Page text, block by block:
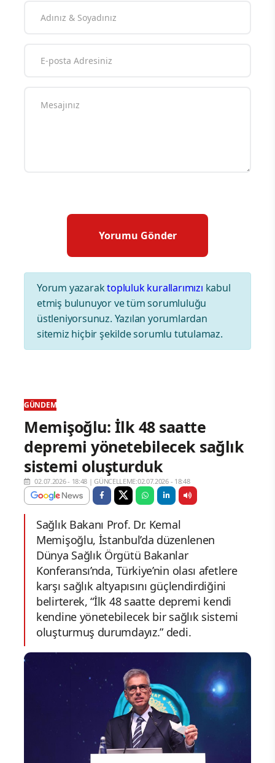
Yorum yazaraktopluluk kurallarımızı kabul
etmiş bulunuyor ve tüm sorumluluğu
üstleniyorsunuz. Yazılan yorumlardan
sitemiz hiçbir şekilde sorumlu tutulamaz.
GÜNDEM
Memişoğlu: İlk 48 saatte
depremi yönetebilecek sağlık
sistemi oluşturduk
02.07.2026 - 18:48 |GÜNCELLEME:02.07.2026 - 18:48
Sağlık Bakanı Prof. Dr. Kemal
Memişoğlu, İstanbul’da düzenlenen
Dünya Sağlık Örgütü Bakanlar
Konferansı’nda, Türkiye’nin olası afetlere
karşı sağlık altyapısını güçlendirdiğini
belirterek, “İlk 48 saatte depremi kendi
kendine yönetebilecek bir sağlık sistemi
oluşturmuş durumdayız.” dedi.